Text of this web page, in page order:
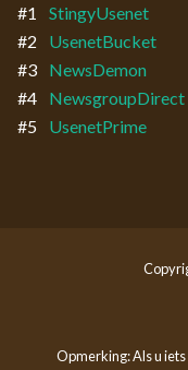
#1 StingyUsenet
#2
UsenetBucket
#3
NewsDemon
#4
NewsgroupDirect
#5
UsenetPrime
Opmerking: Als u